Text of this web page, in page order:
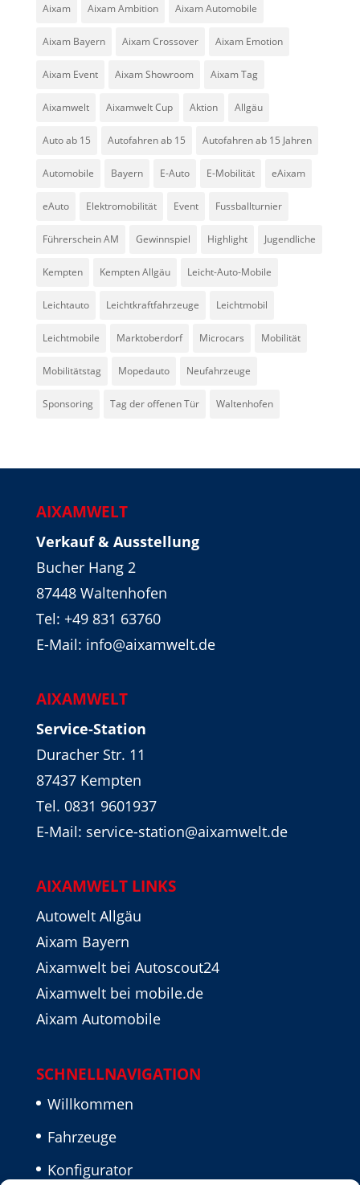
Aixam Aixam Ambition Aixam Automobile
Aixam Bayern Aixam Crossover Aixam Emotion
Aixam Event Aixam Showroom Aixam Tag
Aixamwelt Aixamwelt Cup Aktion Allgäu
Auto ab 15 Autofahren ab 15 Autofahren ab 15 Jahren
Automobile Bayern E-Auto E-Mobilität eAixam
eAuto Elektromobilität Event Fussballturnier
Führerschein AM Gewinnspiel Highlight Jugendliche
Kempten Kempten Allgäu Leicht-Auto-Mobile
Leichtauto Leichtkraftfahrzeuge Leichtmobil
Leichtmobile Marktoberdorf Microcars Mobilität
Mobilitätstag Mopedauto Neufahrzeuge
Sponsoring Tag der offenen Tür Waltenhofen
AIXAMWELT
Verkauf & Ausstellung
Bucher Hang 2
87448 Waltenhofen
Tel: +49 831 63760
E-Mail: info@aixamwelt.de
AIXAMWELT
Service-Station
Duracher Str. 11
87437 Kempten
Tel. 0831 9601937
E-Mail: service-station@aixamwelt.de
AIXAMWELT LINKS
Autowelt Allgäu
Aixam Bayern
Aixamwelt bei Autoscout24
Aixamwelt bei mobile.de
Aixam Automobile
SCHNELLNAVIGATION
Willkommen
Fahrzeuge
Konfigurator